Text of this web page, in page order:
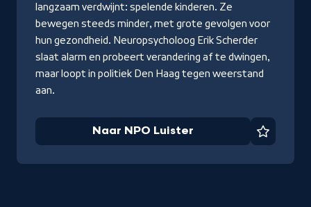
langzaam verdwijnt: spelende kinderen. Ze
bewegen steeds minder, met grote gevolgen voor
hun gezondheid. Neuropsycholoog Erik Scherder
slaat alarm en probeert verandering af te dwingen,
maar loopt in politiek Den Haag tegen weerstand
aan.
Naar NPO Luister